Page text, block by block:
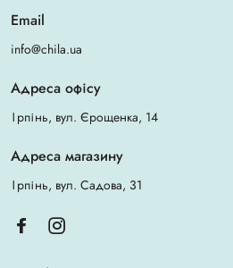
Email
info@chila.ua
Адреса офісу
Ірпінь, вул. Єрощенка, 14
Адреса магазину
Ірпінь, вул. Садова, 31